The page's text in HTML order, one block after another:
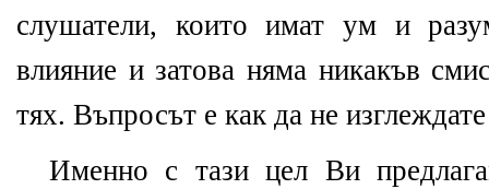
слушатели, които имат ум и
влияние и затова няма никакъв
тях. Въпросът е как да не
Именно с тази цел Ви